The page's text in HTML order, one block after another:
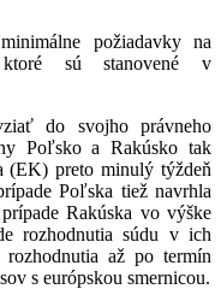
požiadavky na
ktoré sú stanovené v
do svojho právneho
Poľsko a Rakúsko tak
(EK) preto minulý týždeň
Poľska tiež navrhla
Rakúska vo výške
rozhodnutia súdu v ich
až po termín
s európskou smernicou.